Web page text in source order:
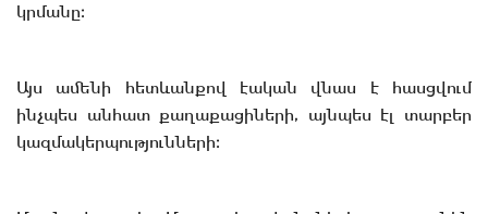
կրմանը։
Այս ամենի հետևանքով էական վնաս է հասցվում
ինչպես անհատ քաղաքացիների, այնպես էլ տարբեր
կազմակերպությունների։